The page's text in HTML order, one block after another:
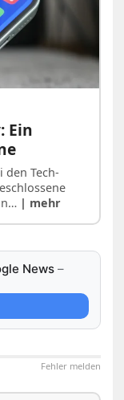
Ein
den Tech-
| mehr
News –
Fehler melden